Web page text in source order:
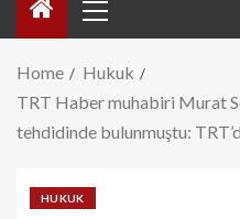
Home
Hukuk
TRT Haber muhabiri Murat
tehdidinde bulunmuştu:
HUKUK